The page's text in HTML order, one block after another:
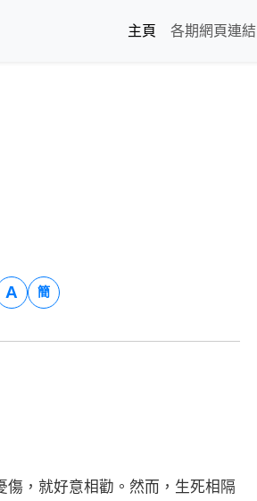
主頁
各期網頁連結
A 簡
，就好意相勸。然而，生死相隔